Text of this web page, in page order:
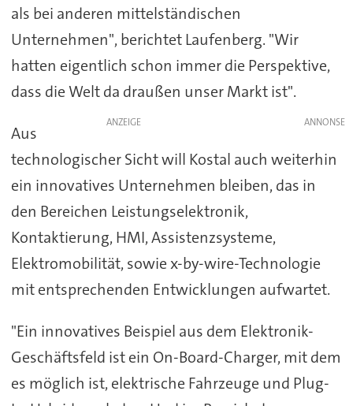
als bei anderen mittelständischen
Unternehmen", berichtet Laufenberg. "Wir
hatten eigentlich schon immer die Perspektive,
dass die Welt da draußen unser Markt ist".
ANZEIGE
Aus
technologischer Sicht will Kostal auch weiterhin
ein innovatives Unternehmen bleiben, das in
den Bereichen Leistungselektronik,
Kontaktierung, HMI, Assistenzsysteme,
Elektromobilität, sowie x-by-wire-Technologie
mit entsprechenden Entwicklungen aufwartet.
"Ein innovatives Beispiel aus dem Elektronik-
Geschäftsfeld ist ein On-Board-Charger, mit dem
es möglich ist, elektrische Fahrzeuge und Plug-